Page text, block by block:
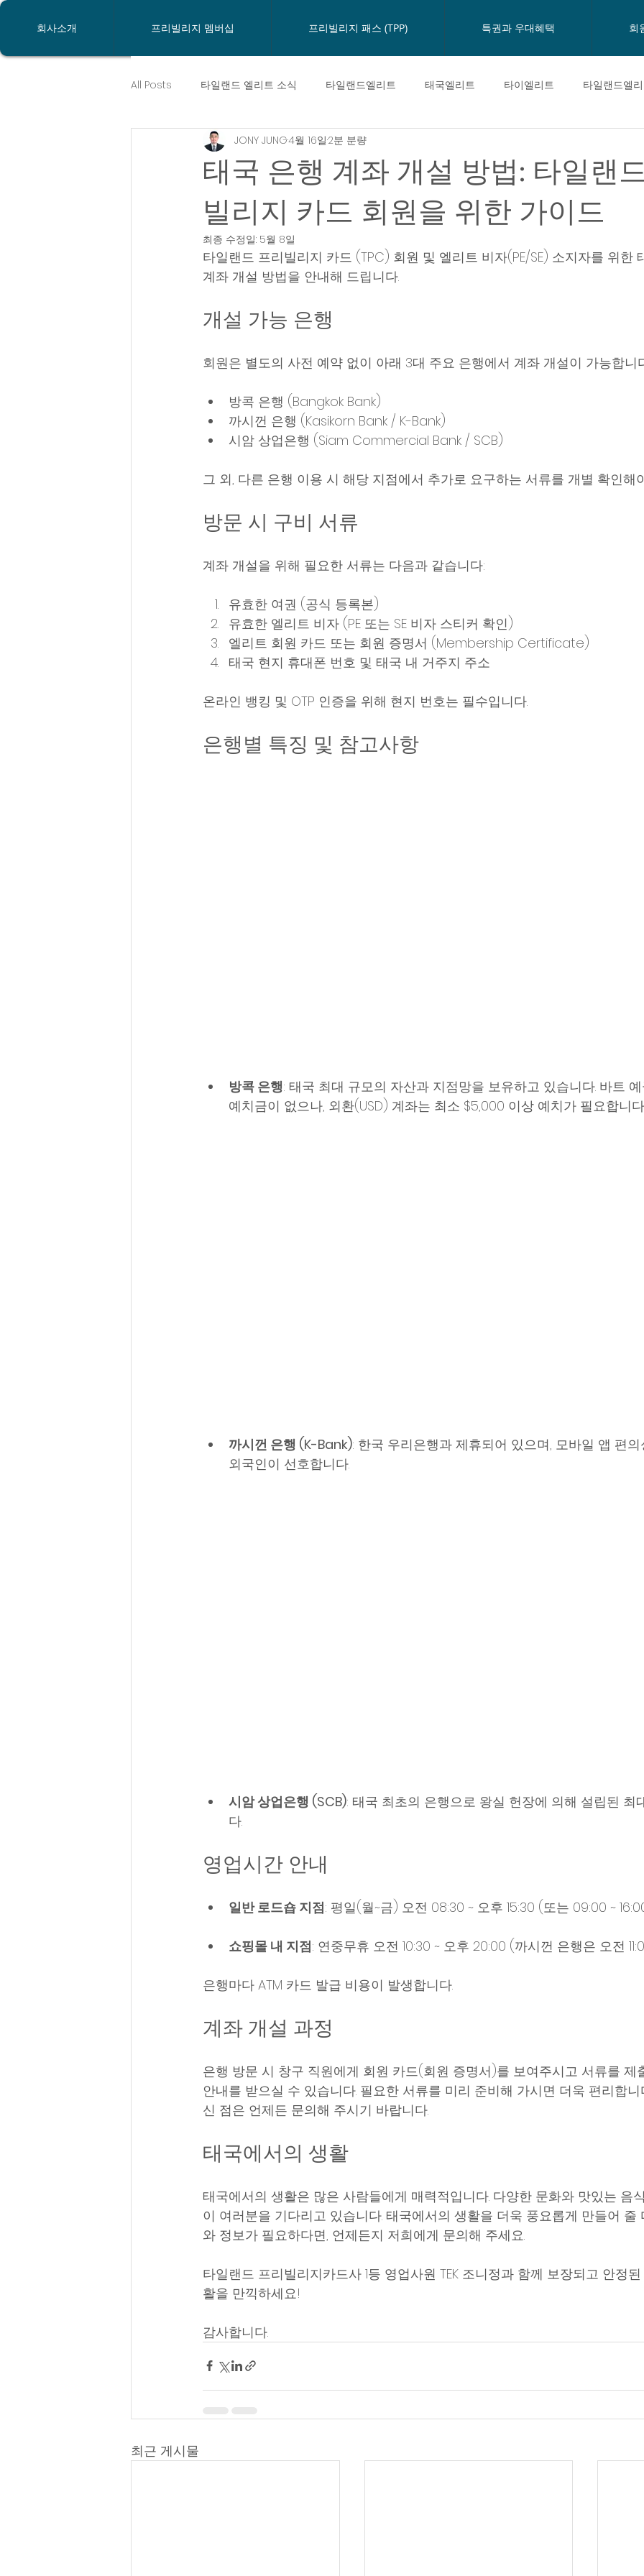
회사소개 프리빌리지 멤버십 프리빌리지 패스 (TPP) 특권과 우대혜택 회
All Posts 타일랜드 엘리트 소식 타일랜드엘리트 태국엘리트 타이엘리트 타일랜드엘
프리빌리지뉴스 태국엘리트카드
태국은행계좌개설 방콕은행 까시껀뱅크 타일랜드프리빌리지카드 태국의료관광
태국이민
태국 은행 계좌 개설 방법: 타일랜
빌리지 카드 회원을 위한 가이드
JONY JUNG4월 16일 2분 분량
최종 수정일: 5월 8일
타일랜드 프리빌리지 카드 (TPC) 회원 및 엘리트 비자(PE/SE) 소지자를 위한
계좌 개설 방법을 안내해 드립니다.
개설 가능 은행
회원은 별도의 사전 예약 없이 아래 3대 주요 은행에서 계좌 개설이 가능합니
방콕 은행 (Bangkok Bank)
까시껀 은행 (Kasikorn Bank / K-Bank)
시암 상업은행 (Siam Commercial Bank / SCB)
그 외, 다른 은행 이용 시 해당 지점에서 추가로 요구하는 서류를 개별 확인해
방문 시 구비 서류
계좌 개설을 위해 필요한 서류는 다음과 같습니다:
유효한 여권 (공식 등록본)
유효한 엘리트 비자 (PE 또는 SE 비자 스티커 확인)
엘리트 회원 카드 또는 회원 증명서 (Membership Certificate)
태국 현지 휴대폰 번호 및 태국 내 거주지 주소
온라인 뱅킹 및 OTP 인증을 위해 현지 번호는 필수입니다.
은행별 특징 및 참고사항
방콕 은행: 태국 최대 규모의 자산과 지점망을 보유하고 있습니다. 바트
예치금이 없으나, 외환(USD) 계좌는 최소 $5,000 이상 예치가 필요합니
까시껀 은행 (K-Bank): 한국 우리은행과 제휴되어 있으며, 모바일 앱 편
외국인이 선호합니다.
시암 상업은행 (SCB): 태국 최초의 은행으로 왕실 헌장에 의해 설립된 최
다.
영업시간 안내
일반 로드숍 지점: 평일(월~금) 오전 08:30 ~ 오후 15:30 (또는 09:00 ~
쇼핑몰 내 지점: 연중무휴 오전 10:30 ~ 오후 20:00 (까시껀 은행은 오전
은행마다 ATM 카드 발급 비용이 발생합니다.
계좌 개설 과정
은행 방문 시 창구 직원에게 회원 카드(회원 증명서)를 보여주시고 서류를 제
안내를 받으실 수 있습니다. 필요한 서류를 미리 준비해 가시면 더욱 편리합니
신 점은 언제든 문의해 주시기 바랍니다.
태국에서의 생활
태국에서의 생활은 많은 사람들에게 매력적입니다. 다양한 문화와 맛있는 음
이 여러분을 기다리고 있습니다. 태국에서의 생활을 더욱 풍요롭게 만들어 줄
와 정보가 필요하다면, 언제든지 저희에게 문의해 주세요.
타일랜드 프리빌리지카드사 1등 영업사원 TEK 조니정과 함께 보장되고 안정
활을 만끽하세요!
감사합니다.
최근 게시물